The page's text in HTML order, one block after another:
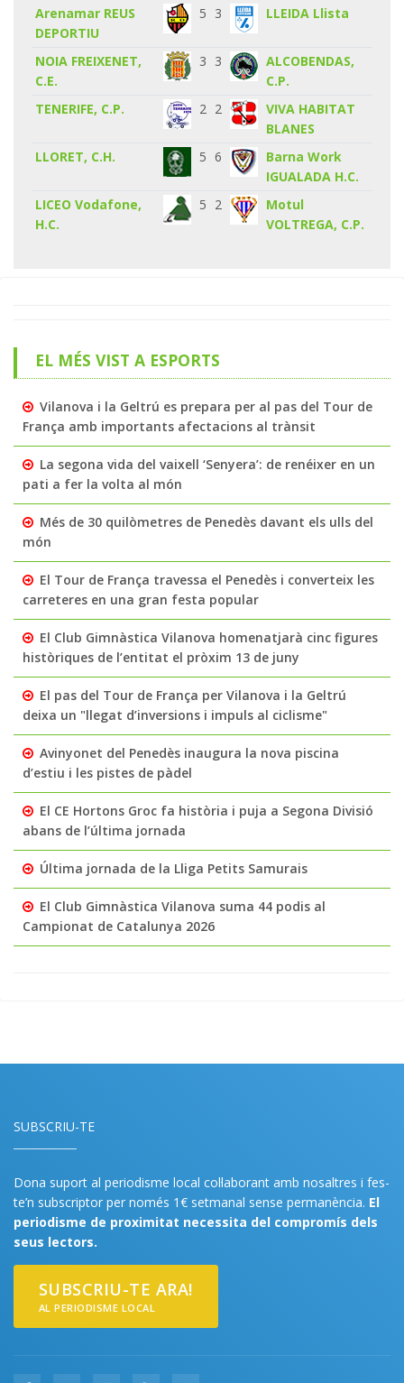
Arenamar REUS
DEPORTIU
5 3 LLEIDA Llista
NOIA FREIXENET,
C.E.
3 3
ALCOBENDAS,
C.P.
TENERIFE, C.P.
2 2
VIVA HABITAT
BLANES
LLORET, C.H.
5 6
Barna Work
IGUALADA H.C.
LICEO Vodafone,
H.C.
5 2
Motul
VOLTREGA, C.P.
EL MÉS VIST A ESPORTS
Vilanova i la Geltrú es prepara per al pas del Tour de
França amb importants afectacions al trànsit
La segona vida del vaixell ‘Senyera’: de renéixer en un
pati a fer la volta al món
Més de 30 quilòmetres de Penedès davant els ulls del
món
El Tour de França travessa el Penedès i converteix les
carreteres en una gran festa popular
El Club Gimnàstica Vilanova homenatjarà cinc figures
històriques de l’entitat el pròxim 13 de juny
El pas del Tour de França per Vilanova i la Geltrú
deixa un "llegat d’inversions i impuls al ciclisme"
Avinyonet del Penedès inaugura la nova piscina
d’estiu i les pistes de pàdel
El CE Hortons Groc fa història i puja a Segona Divisió
abans de l’última jornada
Última jornada de la Lliga Petits Samurais
El Club Gimnàstica Vilanova suma 44 podis al
Campionat de Catalunya 2026
SUBSCRIU-TE
Dona suport al periodisme local col·laborant amb nosaltres i fes-
te’n subscriptor per només 1€ setmanal sense permanència. El
periodisme de proximitat necessita del compromís dels
seus lectors.
SUBSCRIU-TE ARA!
AL PERIODISME LOCAL